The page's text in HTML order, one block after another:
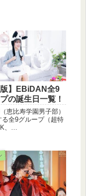
、金運が上がる最
（一粒万倍日・天
ついても詳しく紹介
版】EBiDAN全9
の誕生日一覧！
恵比寿学園男子部）
る全9グループ（超特
、
やすくまとめまし
人メンカラの有無
プカラーも徹底解
プロフィールを確
々の推し活・オタ
てましょう！